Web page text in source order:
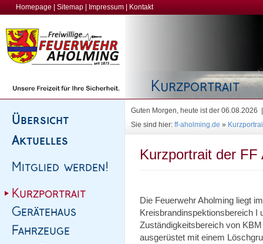
Homepage Sitemap Impressum Kontakt
Guten Morgen, heute ist der
Sie sind hier: ff-aholming.de »
Kurzportrait der FF
Die Feuerwehr Aholming liegt
Kreisbrandinspektionsbereich I
Zuständigkeitsbereich von
ausgerüstet mit einem